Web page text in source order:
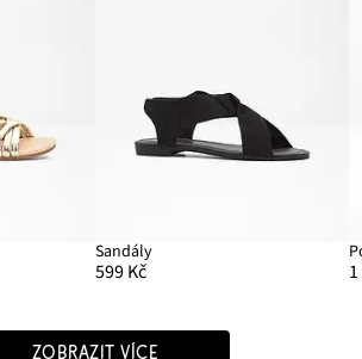
Sandály
599 Kč
ZOBRAZIT VÍCE